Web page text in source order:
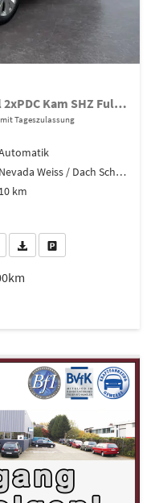
FR 1.5 TSI DSG Mo26 ACC 2Zokl 2xPDC Kam SHZ Full Link
Tageszulassung
Nevada Weiss / Dach Schwarz
10 km
Wir rufen Sie anPDF-Datei, Fahrzeugexposé